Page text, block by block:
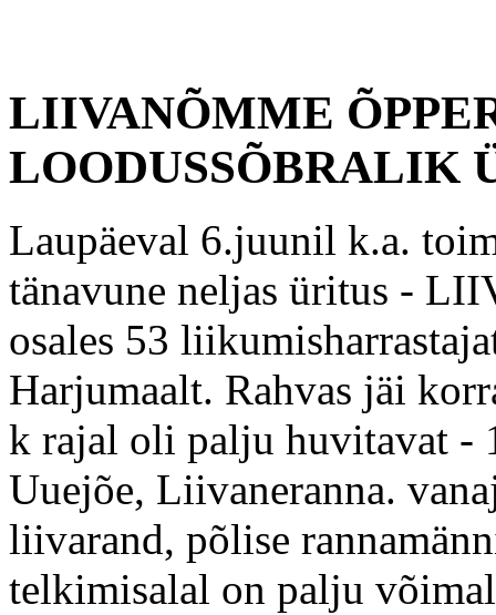
LIIVANÕMME
LOODUSSÕBRALIK
Laupäeval 6.juunil k.a.
tänavune neljas üritus -
osales 53
Harjumaalt. Rahvas jäi
k rajal oli palju huvitavat -
Uuejõe, Liivaneranna.
liivarand, põlise
telkimisalal on palju